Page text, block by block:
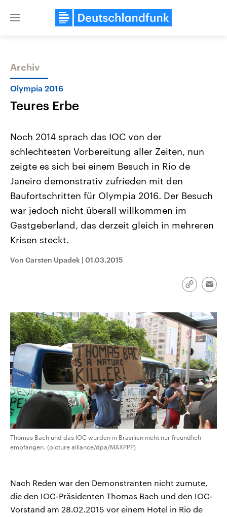
Close
Themen
Landtagswahl Sachsen-Anhalt
2026
Alle Informationen
Sachsen-Anhalt wählt am 6.
September 2026 einen neuen
Landtag. Seit 2021 wird das
Bundesland von einer Koalition aus
Umfragen, Prognosen,
und Hintergründe zu den Parteien
und Kandidaten der anstehenden
Aktuelle Beiträge,
Hintergründe
Wirtschaftlich und
gehören die Vereinigten
mit großem Einfluss auf
Sendungen Programm
Archiv
Olympia 2016
Teures Erbe
Noch 2014 sprach das IOC von der
schlechtesten Vorbereitung aller Zeiten, nun
zeigte es sich bei einem Besuch in Rio de
Janeiro demonstrativ zufrieden mit den
Baufortschritten für Olympia 2016. Der Besuch
war jedoch nicht überall willkommen im
Gastgeberland, das derzeit gleich in mehreren
Krisen steckt.
Von Carsten Upadek | 01.03.2015
Link
Thomas Bach und das IOC wurden in Brasilien nicht nur freundlich
empfangen. (picture alliance/dpa/MAXPPP)
Nach Reden war den Demonstranten nicht zumute,
die den IOC-Präsidenten Thomas Bach und den IOC-
Vorstand am 28.02.2015 vor einem Hotel in Rio de